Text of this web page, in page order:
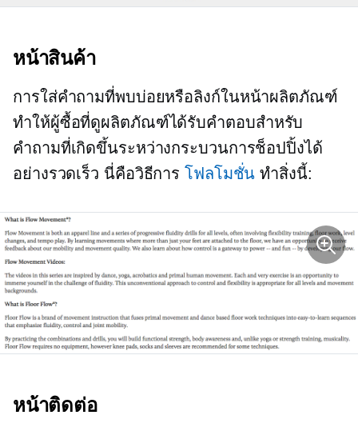
หน้าสินค้า
การใส่คำถามที่พบบ่อยหรือลิงก์ในหน้าผลิตภัณฑ์
ทำให้ผู้ซื้อที่ดูผลิตภัณฑ์ได้รับคำตอบสำหรับ
คำถามที่เกิดขึ้นระหว่างกระบวนการช็อปปิ้งได้
อย่างรวดเร็ว นี่คือวิธีการ โฟลโมชั่น ทำสิ่งนี้:
หน้าติดต่อ